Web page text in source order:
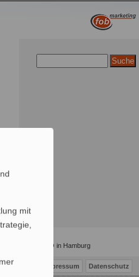
/ SEO in Hamburg
Kontakt Impressum Datenschutz
mit